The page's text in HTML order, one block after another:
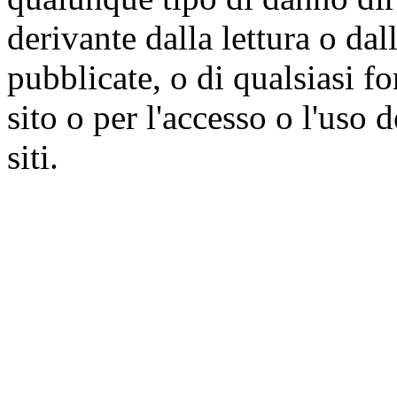
derivante dalla lettura o
pubblicate, o di qualsiasi
sito o per l'accesso o l'uso
siti.